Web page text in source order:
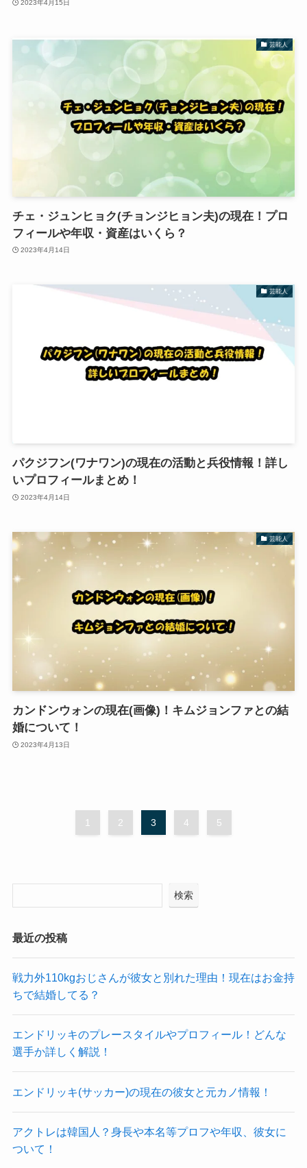
2023年4月15日
芸能人
チェ・ジュンヒョク(チョンジヒョン夫)の現在！プロ
フィールや年収・資産はいくら？
2023年4月14日
芸能人
パクジフン(ワナワン)の現在の活動と兵役情報！詳し
いプロフィールまとめ！
2023年4月14日
芸能人
カンドンウォンの現在(画像)！キムジョンファとの結
婚について！
2023年4月13日
1 2 3 4 5
検索
最近の投稿
戦力外110kgおじさんが彼女と別れた理由！現在はお金持
ちで結婚してる？
エンドリッキのプレースタイルやプロフィール！どんな
選手か詳しく解説！
エンドリッキ(サッカー)の現在の彼女と元カノ情報！
アクトレは韓国人？身長や本名等プロフや年収、彼女に
ついて！